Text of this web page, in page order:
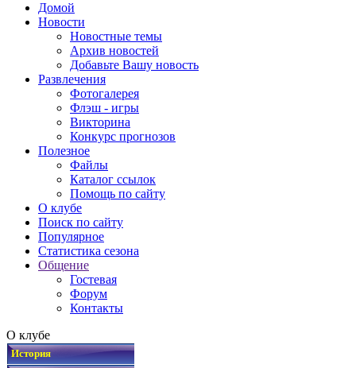
Домой
Новости
Новостные темы
Архив новостей
Добавьте Вашу новость
Развлечения
Фотогалерея
Флэш - игры
Викторина
Конкурс прогнозов
Полезное
Файлы
Каталог ссылок
Помощь по сайту
О клубе
Поиск по сайту
Популярное
Статистика сезона
Общение
Гостевая
Форум
Контакты
О клубе
История